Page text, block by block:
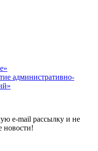
административно-
e-mail рассылку и не
новости!